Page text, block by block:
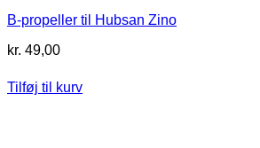
B-propeller til Hubsan Zino
kr. 49,00
Tilføj til kurv